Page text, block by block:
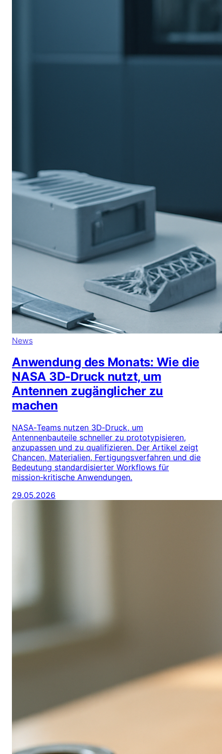
News
Anwendung des Monats: Wie die
NASA 3D‑Druck nutzt, um
Antennen zugänglicher zu
machen
NASA‑Teams nutzen 3D‑Druck, um
Antennenbauteile schneller zu prototypisieren,
anzupassen und zu qualifizieren. Der Artikel zeigt
Chancen, Materialien, Fertigungsverfahren und die
Bedeutung standardisierter Workflows für
mission‑kritische Anwendungen.
29.05.2026